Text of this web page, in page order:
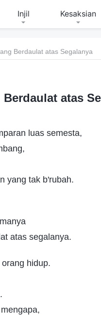
Injil Kesaksian
Berdaulat atas Segalanya
atas
luas semesta,
yang tak b'rubah.
atas segalanya.
hidup.